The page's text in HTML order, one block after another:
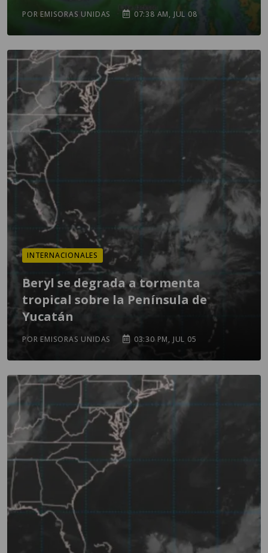
POR EMISORAS UNIDAS 07:38 AM, JUL 08
INTERNACIONALES
Beryl se degrada a tormenta
tropical sobre la Península de
Yucatán
POR EMISORAS UNIDAS 03:30 PM, JUL 05